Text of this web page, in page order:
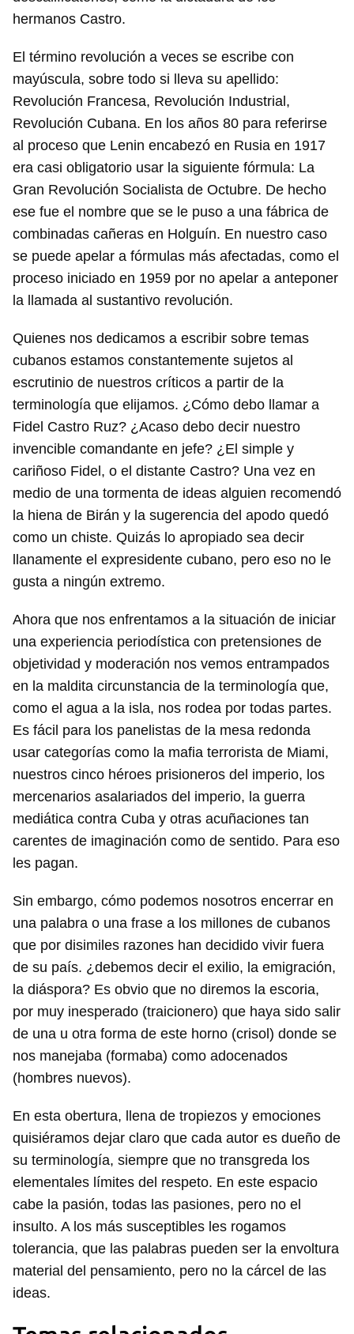
hermanos Castro.
El término revolución a veces se escribe con
mayúscula, sobre todo si lleva su apellido:
Revolución Francesa, Revolución Industrial,
Revolución Cubana. En los años 80 para referirse
al proceso que Lenin encabezó en Rusia en 1917
era casi obligatorio usar la siguiente fórmula: La
Gran Revolución Socialista de Octubre. De hecho
ese fue el nombre que se le puso a una fábrica de
combinadas cañeras en Holguín. En nuestro caso
se puede apelar a fórmulas más afectadas, como el
proceso iniciado en 1959 por no apelar a anteponer
la llamada al sustantivo revolución.
Quienes nos dedicamos a escribir sobre temas
cubanos estamos constantemente sujetos al
escrutinio de nuestros críticos a partir de la
terminología que elijamos. ¿Cómo debo llamar a
Fidel Castro Ruz? ¿Acaso debo decir nuestro
invencible comandante en jefe? ¿El simple y
cariñoso Fidel, o el distante Castro? Una vez en
medio de una tormenta de ideas alguien recomendó
la hiena de Birán y la sugerencia del apodo quedó
como un chiste. Quizás lo apropiado sea decir
llanamente el expresidente cubano, pero eso no le
gusta a ningún extremo.
Ahora que nos enfrentamos a la situación de iniciar
una experiencia periodística con pretensiones de
objetividad y moderación nos vemos entrampados
en la maldita circunstancia de la terminología que,
como el agua a la isla, nos rodea por todas partes.
Es fácil para los panelistas de la mesa redonda
usar categorías como la mafia terrorista de Miami,
nuestros cinco héroes prisioneros del imperio, los
mercenarios asalariados del imperio, la guerra
mediática contra Cuba y otras acuñaciones tan
carentes de imaginación como de sentido. Para eso
les pagan.
Sin embargo, cómo podemos nosotros encerrar en
una palabra o una frase a los millones de cubanos
que por disimiles razones han decidido vivir fuera
de su país. ¿debemos decir el exilio, la emigración,
la diáspora? Es obvio que no diremos la escoria,
por muy inesperado (traicionero) que haya sido salir
de una u otra forma de este horno (crisol) donde se
nos manejaba (formaba) como adocenados
(hombres nuevos).
En esta obertura, llena de tropiezos y emociones
quisiéramos dejar claro que cada autor es dueño de
su terminología, siempre que no transgreda los
elementales límites del respeto. En este espacio
cabe la pasión, todas las pasiones, pero no el
insulto. A los más susceptibles les rogamos
tolerancia, que las palabras pueden ser la envoltura
material del pensamiento, pero no la cárcel de las
ideas.